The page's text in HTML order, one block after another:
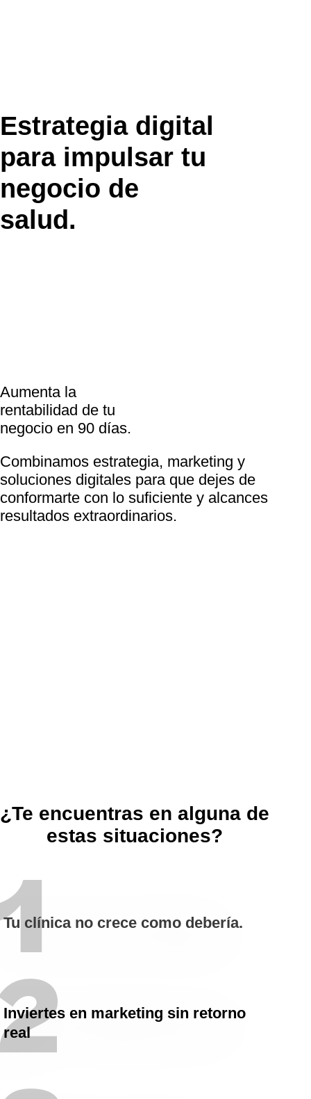
Estrategia digital
para impulsar tu
negocio de
salud.
Aumenta la
rentabilidad de tu
negocio en 90 días.
Combinamos estrategia, marketing y
soluciones digitales para que dejes de
conformarte con lo suficiente y alcances
resultados extraordinarios.
¿Te encuentras en alguna de
estas situaciones?
Tu clínica no crece como debería.
Inviertes en marketing sin retorno
real